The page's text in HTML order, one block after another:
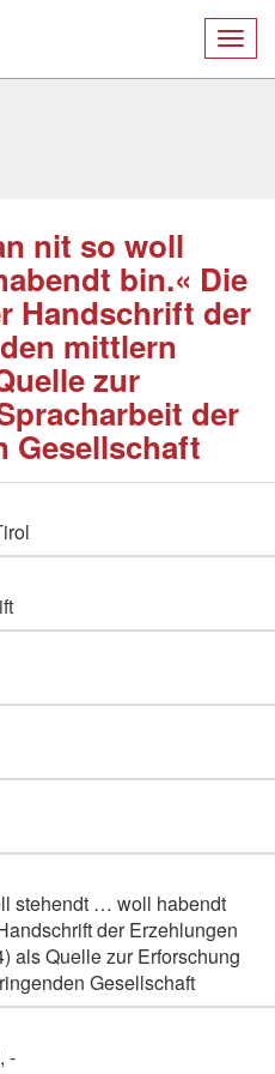
nit so woll
bin.« Die
Handschrift der
mittlern
zur
der
Gesellschaft
stehendt … woll habendt
der Erzehlungen
als Quelle zur Erforschung
Gesellschaft
-